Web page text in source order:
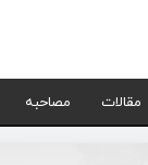
مقالات مصاحبه